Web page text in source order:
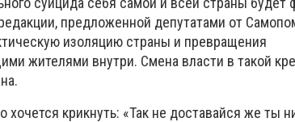
предложенной депутатами от
изоляцию страны и превращения
жителями внутри. Смена власти в такой
хочется крикнуть: «Так не доставайся же ты